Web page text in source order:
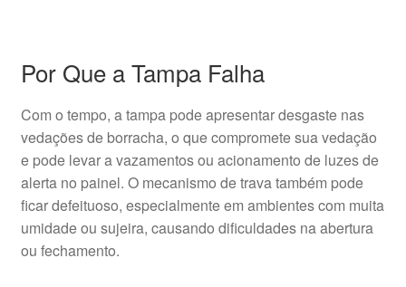
Por Que a Tampa Falha
Com o tempo, a tampa pode apresentar desgaste nas
vedações de borracha, o que compromete sua vedação
e pode levar a vazamentos ou acionamento de luzes de
alerta no painel. O mecanismo de trava também pode
ficar defeituoso, especialmente em ambientes com muita
umidade ou sujeira, causando dificuldades na abertura
ou fechamento.